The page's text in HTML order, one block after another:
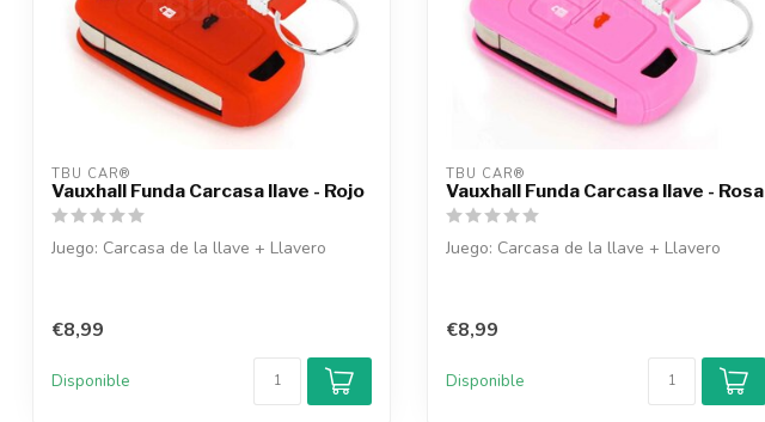
TBU CAR®
Vauxhall Funda Carcasa llave - Rojo
Juego: Carcasa de la llave + Llavero
€8,99
Disponible
TBU CAR®
Vauxhall Funda Carcasa llave - Rosa
Juego: Carcasa de la llave + Llavero
€8,99
Disponible